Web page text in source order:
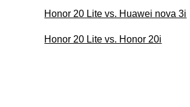
Honor 20 Lite vs. Huawei nova 3i
Honor 20 Lite vs. Honor 20i